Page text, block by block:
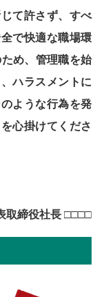
て許さず、すべ
で快適な職場環
め、管理職を始
ハラスメントに
ような行為を発
心掛けてくださ
取締役社長 □□□□